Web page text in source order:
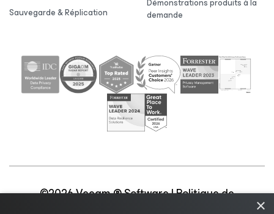
Sauvegarde & Réplication
demande
©2026 Veeam ® Software |Politique de
|
×